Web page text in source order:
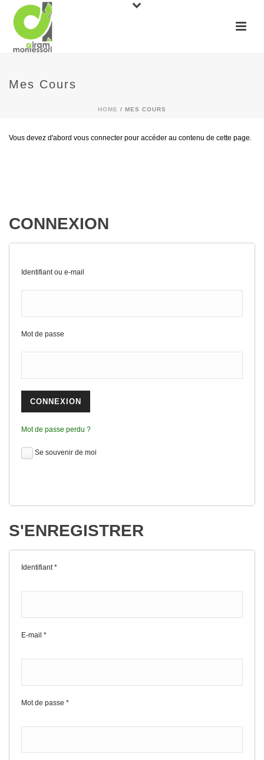
Mes Cours
HOME / MES COURS
Vous devez d'abord vous connecter pour accéder au contenu de cette page.
CONNEXION
Identifiant ou e-mail
Mot de passe
Mot de passe perdu ?
Se souvenir de moi
S'ENREGISTRER
Identifiant*
E-mail *
Mot de passe *